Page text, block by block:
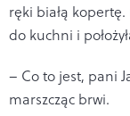
ręki białą
do kuchni i
– Co to jest, pani
marszcząc brwi.